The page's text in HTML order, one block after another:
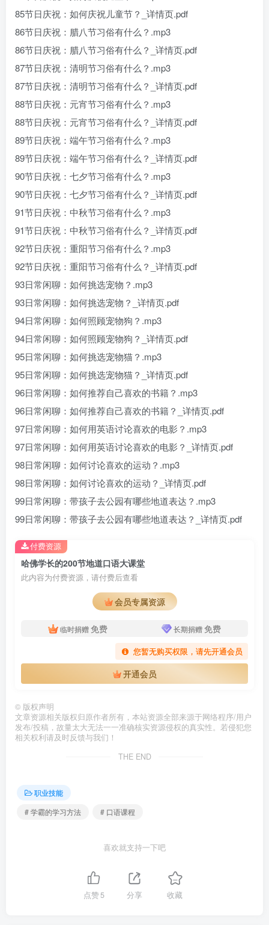
85节日庆祝：如何庆祝儿童节？_详情页.pdf
86节日庆祝：腊八节习俗有什么？.mp3
86节日庆祝：腊八节习俗有什么？_详情页.pdf
87节日庆祝：清明节习俗有什么？.mp3
87节日庆祝：清明节习俗有什么？_详情页.pdf
88节日庆祝：元宵节习俗有什么？.mp3
88节日庆祝：元宵节习俗有什么？_详情页.pdf
89节日庆祝：端午节习俗有什么？.mp3
89节日庆祝：端午节习俗有什么？_详情页.pdf
90节日庆祝：七夕节习俗有什么？.mp3
90节日庆祝：七夕节习俗有什么？_详情页.pdf
91节日庆祝：中秋节习俗有什么？.mp3
91节日庆祝：中秋节习俗有什么？_详情页.pdf
92节日庆祝：重阳节习俗有什么？.mp3
92节日庆祝：重阳节习俗有什么？_详情页.pdf
93日常闲聊：如何挑选宠物？.mp3
93日常闲聊：如何挑选宠物？_详情页.pdf
94日常闲聊：如何照顾宠物狗？.mp3
94日常闲聊：如何照顾宠物狗？_详情页.pdf
95日常闲聊：如何挑选宠物猫？.mp3
95日常闲聊：如何挑选宠物猫？_详情页.pdf
96日常闲聊：如何推荐自己喜欢的书籍？.mp3
96日常闲聊：如何推荐自己喜欢的书籍？_详情页.pdf
97日常闲聊：如何用英语讨论喜欢的电影？.mp3
97日常闲聊：如何用英语讨论喜欢的电影？_详情页.pdf
98日常闲聊：如何讨论喜欢的运动？.mp3
98日常闲聊：如何讨论喜欢的运动？_详情页.pdf
99日常闲聊：带孩子去公园有哪些地道表达？.mp3
99日常闲聊：带孩子去公园有哪些地道表达？_详情页.pdf
哈佛学长的200节地道口语大课堂
此内容为付费资源，请付费后查看
会员专属资源
临时捐赠免费 长期捐赠免费
您暂无购买权限，请先开通会员
开通会员
付费资源
© 版权声明
文章资源相关版权归原作者所有，本站资源全部来源于网络程序/用户
发布/投稿，故量太大无法一一准确核实资源侵权的真实性。若侵犯您
相关权利请及时反馈与我们！
THE END
职业技能
# 学霸的学习方法
# 口语课程
喜欢就支持一下吧
点赞5 分享 收藏